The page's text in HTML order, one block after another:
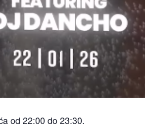
od 22:00 do 23:30.